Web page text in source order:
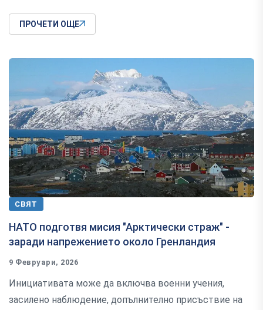
ПРОЧЕТИ ОЩЕ
СВЯТ
НАТО подготвя мисия "Арктически страж" -
заради напрежението около Гренландия
9 Февруари, 2026
Инициативата може да включва военни учения,
засилено наблюдение, допълнително присъствие на